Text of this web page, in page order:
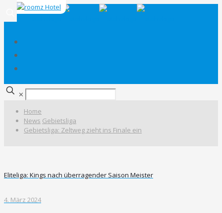
✕
Home
News Gebietsliga
Gebietsliga: Zeltweg zieht ins Finale ein
Eliteliga: Kings nach überragender Saison Meister
4. März 2024